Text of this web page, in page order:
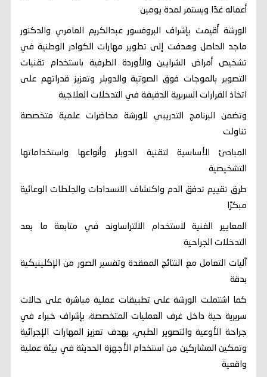
أعماله غدًا ويستمر لمدة يومين
الورشة أُقيمت بإشراف البروفسور عبدالكريم العامري والدكتور
ماجد الحاصل وهدفت إلى تطوير مهارات الكوادر الوطنية في
تشخيص أمراض الشرايين والأوردة الطرفية باستخدام تقنيات
التصوير بالموجات فوق الصوتية والدوبلر وتعزيز قدراتهم على
اتخاذ القرارات السريرية الدقيقة في التدخلات العلاجية
وتضمن البرنامج التدريبي للورشة محاضرات علمية متخصصة
تناولت
المبادئ الأساسية لتقنية الدوبلر وأنواعها واستخداماتها
التشخيصية
طرق تقييم تدفق الدم واكتشاف الانسدادات والجلطات الوعائية
مبكرًا
المعايير الفنية لاستخدام الالتراساوند في متابعة ما بعد
التدخلات الجراحية
آليات التعامل مع النتائج المعقدة وتفسير الصور من الإكلينيكية
بدقة
كما اشتملت الورشة على تطبيقات عملية مباشرة على حالات
سريرية حية داخل غرف العمليات المتخصصة، بإشراف خبراء في
جراحة الأوعية والتصوير الطبي، بهدف تعزيز المهارات الإجرائية
وتمكين المشاركين من استخدام الأجهزة الحديثة في بيئة عملية
واقعية